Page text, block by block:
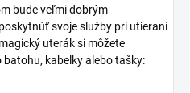
bude veľmi dobrým
svoje služby pri utieraní
uterák si môžete
kabelky alebo tašky: